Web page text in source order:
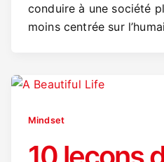
conduire à une société
moins centrée sur
Mindset